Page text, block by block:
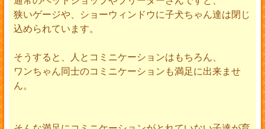
狭いゲージや、ショーウィンドウに子犬ちゃん達は閉じ
込められています。
そうすると、人とコミニケーションはもちろん、
ワンちゃん同士のコミニケーションも満足に出来ませ
ん。